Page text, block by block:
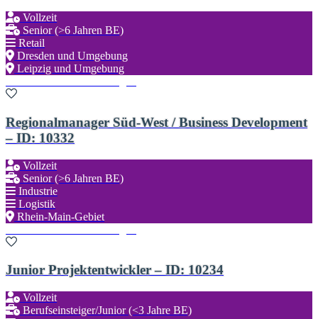
Vollzeit
Senior (>6 Jahren BE)
Retail
Dresden und Umgebung
Leipzig und Umgebung
Regionalmanager Süd-West / Business Development
– ID: 10332
Vollzeit
Senior (>6 Jahren BE)
Industrie
Logistik
Rhein-Main-Gebiet
Junior Projektentwickler – ID: 10234
Vollzeit
Berufseinsteiger/Junior (<3 Jahre BE)